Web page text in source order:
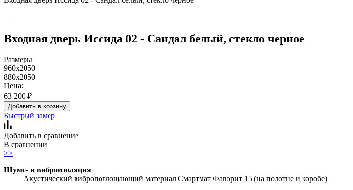
Входная дверь Иссида 02 - Сандал белый, стекло черное
Размеры
960x2050
880x2050
Цена:
63 200 ₽
Добавить в корзину
Быстрый замер
Добавить в сравнение
В сравнении
>>
Шумо- и виброизоляция
Акустический вибропоглощающий материал Смартмат Фаворит 15 (на полотне и коробе)